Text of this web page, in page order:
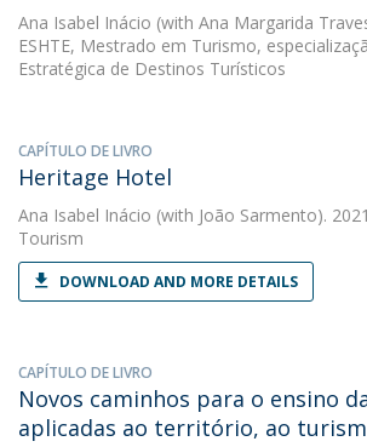
Ana Isabel Inácio (with Ana Margarida
ESHTE, Mestrado em Turismo,
Estratégica de Destinos Turísticos
CAPÍTULO DE LIVRO
Heritage Hotel
Ana Isabel Inácio (with João Sarmento).
Tourism
DOWNLOAD AND MORE DETAILS
CAPÍTULO DE LIVRO
Novos caminhos para o ensino
aplicadas ao território, ao